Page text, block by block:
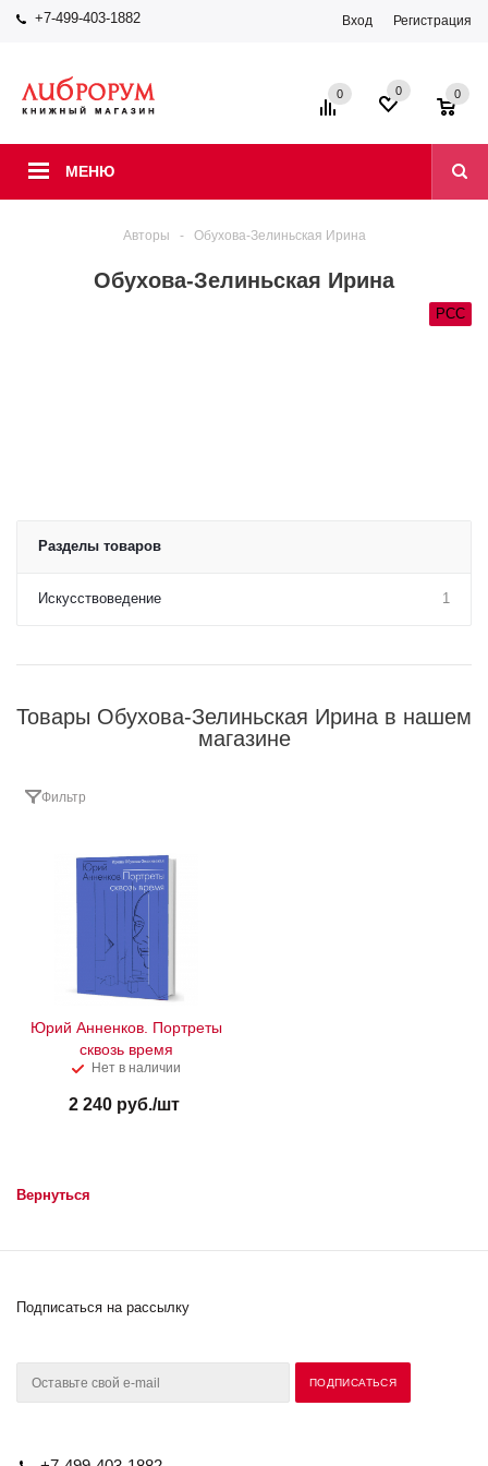
+7-499-403-1882 Вход Регистрация
МЕНЮ
0 0 0
Авторы - Обухова-Зелиньская Ирина
Обухова-Зелиньская Ирина
РСС
Разделы товаров
Искусствоведение 1
Товары Обухова-Зелиньская Ирина в нашем
магазине
Фильтр
Юрий Анненков. Портреты
сквозь время
Нет в наличии
2 240 руб./шт
Вернуться
Подписаться на рассылку